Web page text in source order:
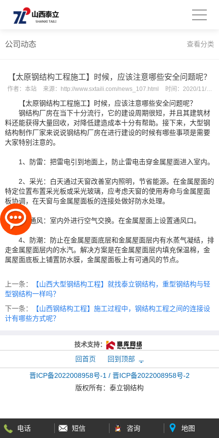
公司动态 查看分类
【太原钢结构工程施工】时候，应该注意哪些安全问题呢？
作者： 本站 来源： http://www.sxtaili.com/news_107.html 时间： 2020/11/20 10:03:24
【太原钢结构工程施工】
时候，应该注意哪些安全问题呢？
钢结构厂房在当下十分流行，它的建设周期很短，并且其建筑材
料还能获得大量回收，对降低建造成本十分有帮助。接下来，大型钢
结构制作厂家来说说钢结构厂房在进行建设的时候有哪些事项是需要
大家特别注意的。
1、防雷：把雷电引到地面上，防止雷电击穿金属屋面进入室内。
2、采光：白天通过天窗改善室内照明，节省能源。在金属屋面的
特定位置布置采光板或采光玻璃，应考虑天窗的使用寿命与金属屋面
板协调，在天窗与金属屋面板的连接处做好防水处理。
3、通风：室内外进行空气交换。在金属屋面上设置通风口。
4、防潮：防止在金属屋面底层和金属屋面层内有水蒸气凝结，排
走金属屋面层内的水汽。解决方案是在金属屋面层内填充保温棉，金
属屋面底板上铺置防水膜，金属屋面板上有可通风的节点。
上一条：
【山西大型钢结构工程】就找泰立钢结构，重型钢结构与轻
型钢结构一样吗？
下一条：
【山西钢结构工程】施工过程中，钢结构工程之间的连接设
计有哪些方式呢？
技术支持：
回首页 回到顶部
晋ICP备2022008958号-1 / 晋ICP备2022008958号-2
版权所有： 泰立钢结构
电话 短信 咨询 地图